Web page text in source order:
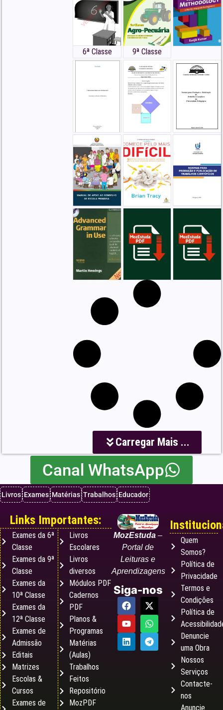
6ª Classe 9ª Classe
Carregar Mais ...
Canal WhatsApp
Livros Exames Matérias Trabalhos Educador
MozEstuda –
Portal de
Leituras e
Aprendizagens
Siga-nos
Quem
Somos?
Política de
Privacidade
Termos e
Condições
Política de
Denuncie
uma Obra
Nossos
Serviços
Contacte-
nos
Anuncie
Links Importantes:
Exames da 6ª
Classe
Exames da 9ª
Classe
Exames da
10ª Classe
Exames da
12ª Classe
Exames de
Admissão
Editais
Matrizes
Escolas &
Cursos
Exames de
Livros
Escolares
Livros
diversos
Módulos PDF
Cadernos
PDF
Planos &
Programas
Matérias
(Aulas)
Trabalhos
Feitos
Repositório
MozPDF